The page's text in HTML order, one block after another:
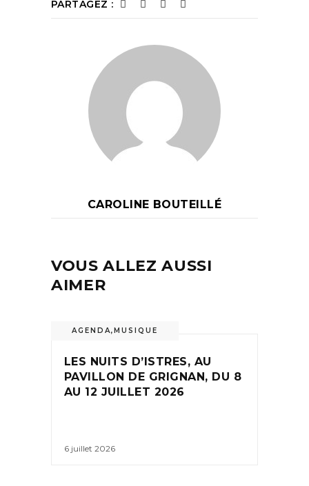
PARTAGEZ :
CAROLINE BOUTEILLÉ
VOUS ALLEZ AUSSI
AIMER
AGENDA, MUSIQUE
LES NUITS D’ISTRES, AU
PAVILLON DE GRIGNAN, DU 8
AU 12 JUILLET 2026
6 juillet 2026